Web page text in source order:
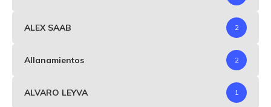
ALEX SAAB 2
Allanamientos 2
ALVARO LEYVA 1